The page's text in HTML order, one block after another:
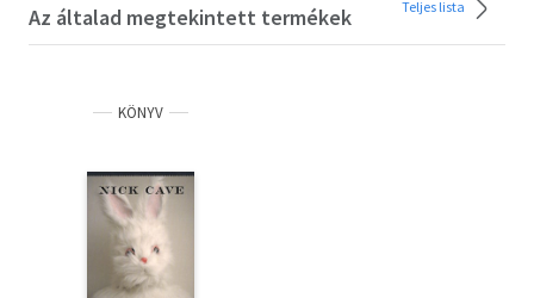
Az általad megtekintett termékek Teljes lista
KÖNYV